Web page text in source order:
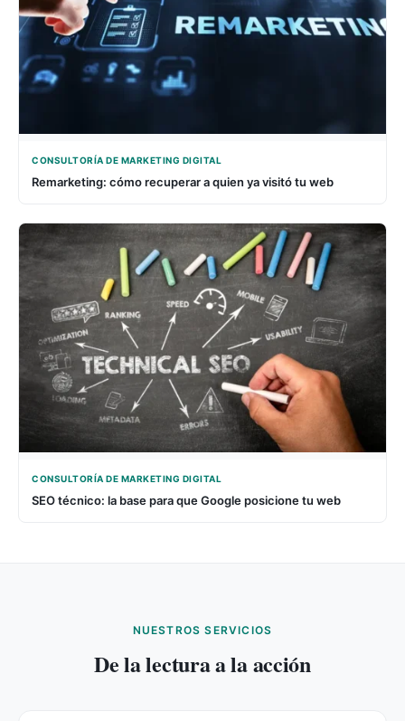
CONSULTORÍA DE MARKETING DIGITAL
Remarketing: cómo recuperar a quien ya visitó tu web
CONSULTORÍA DE MARKETING DIGITAL
SEO técnico: la base para que Google posicione tu web
NUESTROS SERVICIOS
De la lectura a la acción